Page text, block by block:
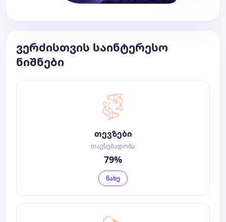
ვერძისთვის საინტერესო
ნიშნები
თევზები
თავსებადობა
79%
ნახე